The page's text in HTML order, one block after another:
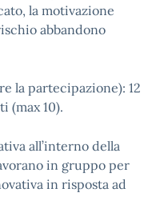
la motivazione
abbandono
la partecipazione): 12
(max 10).
all’interno della
in gruppo per
in risposta ad